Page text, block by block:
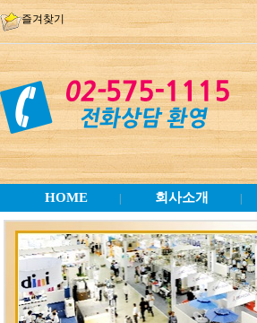
즐겨찾기
HOME 회사소개